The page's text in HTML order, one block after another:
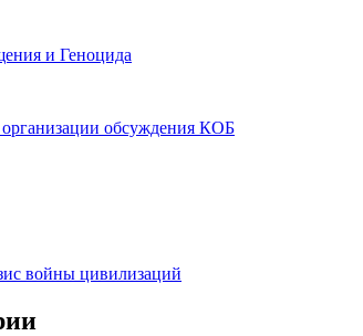
и Геноцида
обсуждения КОБ
войны цивилизаций